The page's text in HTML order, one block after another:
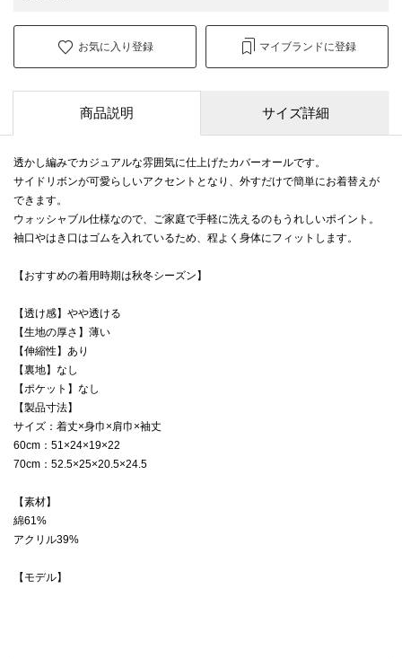
お気に入り登録 マイブランドに登録
商品説明 サイズ詳細
透かし編みでカジュアルな雰囲気に仕上げたカバーオールです。
サイドリボンが可愛らしいアクセントとなり、外すだけで簡単にお着替えが
できます。
ウォッシャブル仕様なので、ご家庭で手軽に洗えるのもうれしいポイント。
袖口やはき口はゴムを入れているため、程よく身体にフィットします。
【おすすめの着用時期は秋冬シーズン】
【透け感】やや透ける
【生地の厚さ】薄い
【伸縮性】あり
【裏地】なし
【ポケット】なし
【製品寸法】
サイズ：着丈×身巾×肩巾×袖丈
60cm：51×24×19×22
70cm：52.5×25×20.5×24.5
【素材】
綿61%
アクリル39%
【モデル】